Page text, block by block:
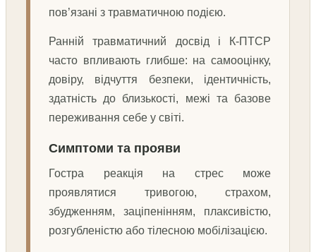
пов’язані з травматичною подією.
Ранній травматичний досвід і К-ПТСР
часто впливають глибше: на самооцінку,
довіру, відчуття безпеки, ідентичність,
здатність до близькості, межі та базове
переживання себе у світі.
Симптоми та прояви
Гостра реакція на стрес може
проявлятися тривогою, страхом,
збудженням, заціпенінням, плаксивістю,
розгубленістю або тілесною мобілізацією.